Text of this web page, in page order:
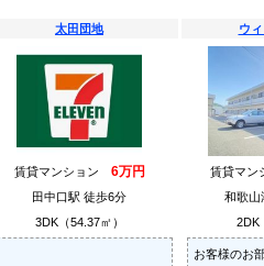
太田団地
賃貸マンション 6万円
田中口駅 徒歩6分
3DK（54.37㎡）
ウ
賃貸マン
和歌山
2DK
お客様のお